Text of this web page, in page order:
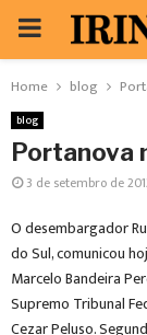
PRIMARY
MENU
Home blog
blog
Portanova
3 de setembro de
O desembargador
do Sul, comunicou
Marcelo Bandeira
Supremo Tribunal
Cezar Peluso.